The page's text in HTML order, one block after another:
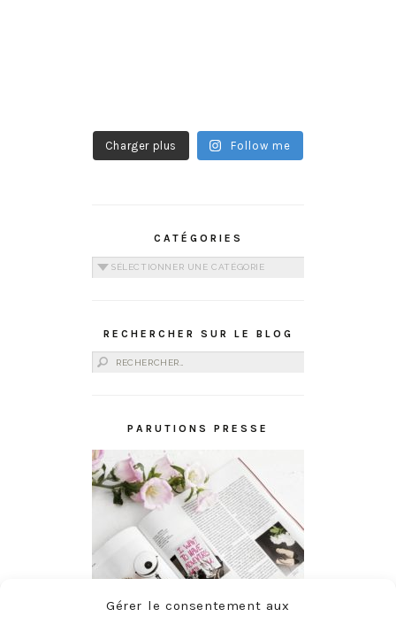
Gérer le consentement aux
Charger plus Follow me
CATÉGORIES
Catégories
RECHERCHER SUR LE BLOG
Rechercher :
PARUTIONS PRESSE